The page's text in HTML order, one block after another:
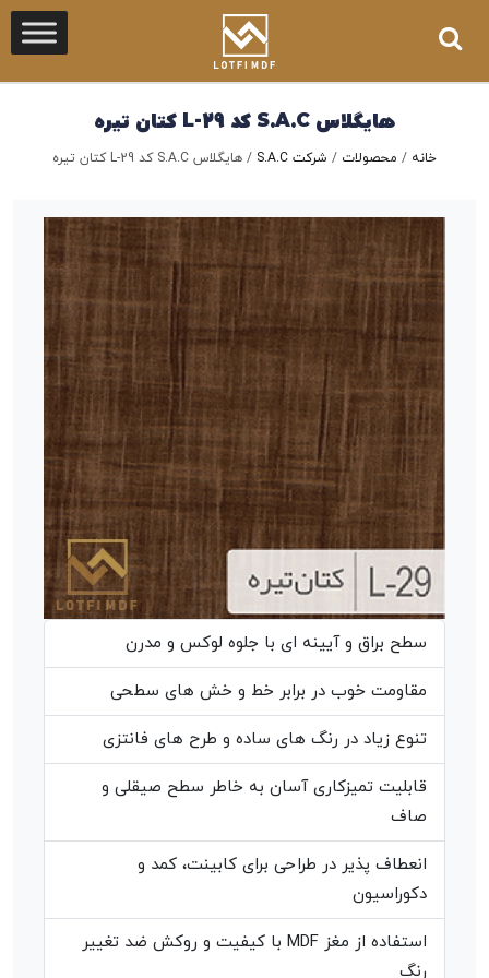
هایگلاس S.A.C کد L-29 کتان تیره
خانه / محصولات / شرکت S.A.C / هایگلاس S.A.C کد L-29 کتان تیره
سطح براق و آیینه ای با جلوه لوکس و مدرن
مقاومت خوب در برابر خط و خش های سطحی
تنوع زیاد در رنگ های ساده و طرح های فانتزی
قابلیت تمیزکاری آسان به خاطر سطح صیقلی و
صاف
انعطاف پذیر در طراحی برای کابینت، کمد و
دکوراسیون
استفاده از مغز MDF با کیفیت و روکش ضد تغییر
رنگ